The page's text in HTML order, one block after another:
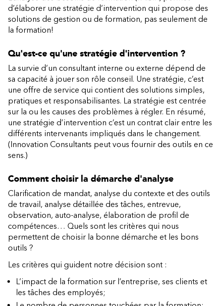
d’élaborer une stratégie d’intervention qui propose des
solutions de gestion ou de formation, pas seulement de
la formation!
Qu'est-ce qu'une stratégie d'intervention ?
La survie d’un consultant interne ou externe dépend de
sa capacité à jouer son rôle conseil. Une stratégie, c’est
une offre de service qui contient des solutions simples,
pratiques et responsabilisantes. La stratégie est centrée
sur la ou les causes des problèmes à régler. En résumé,
une stratégie d’intervention c’est un contrat clair entre les
différents intervenants impliqués dans le changement.
(Innovation Consultants peut vous fournir des outils en ce
sens.)
Comment choisir la démarche d'analyse
Clarification de mandat, analyse du contexte et des outils
de travail, analyse détaillée des tâches, entrevue,
observation, auto-analyse, élaboration de profil de
compétences… Quels sont les critères qui nous
permettent de choisir la bonne démarche et les bons
outils ?
Les critères qui guident notre décision sont :
L’impact de la formation sur l’entreprise, ses clients et
les tâches des employés;